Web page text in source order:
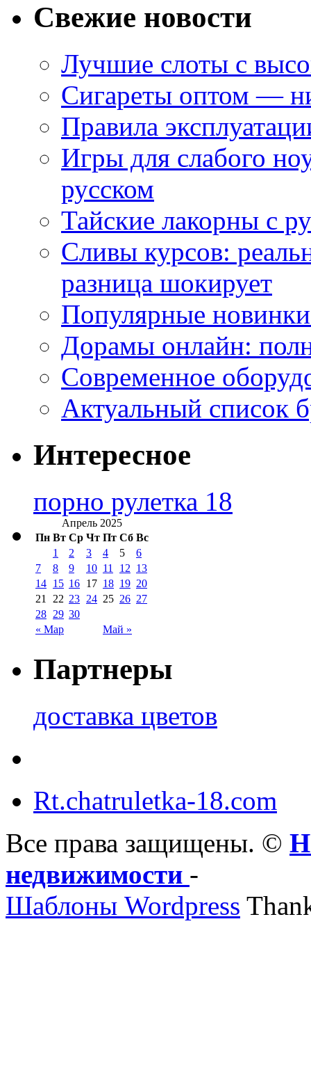
Свежие новости
Лучшие слоты с
Сигареты оптом —
Правила
Игры для слабого
русском
Тайские лакорны с
Сливы курсов:
разница шокирует
Популярные
Дорамы онлайн:
Современное
Актуальный список
Интересное
порно рулетка 18
Апрель 2025
Пн Вт Ср Чт Пт Сб Вс
« Мар Май »
1 2 3 4 5
6
7
8 9 10 11 12 13
14 15 16 17 18 19 20
21
22 23 24 25 26 27
28 29 30
Партнеры
доставка цветов
Rt.chatruletka-18.com
Все права защищены. ©
недвижимости -
Шаблоны Wordpress